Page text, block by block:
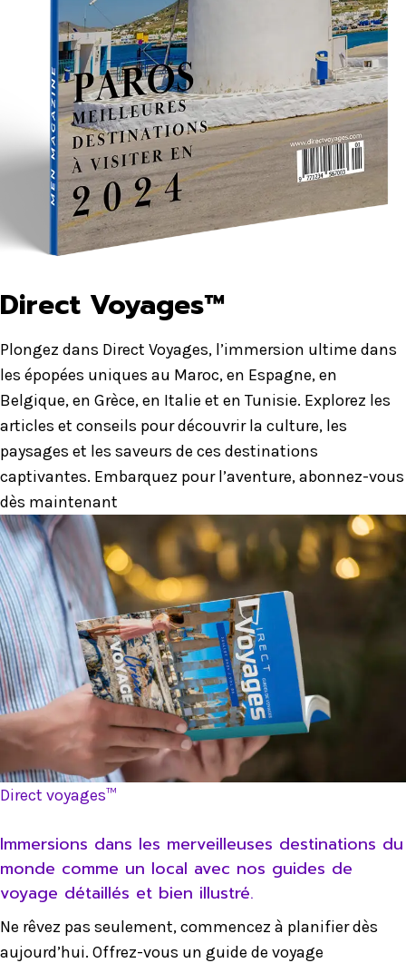
Direct Voyages™
Plongez dans Direct Voyages, l’immersion ultime dans
les épopées uniques au Maroc, en Espagne, en
Belgique, en Grèce, en Italie et en Tunisie. Explorez les
articles et conseils pour découvrir la culture, les
paysages et les saveurs de ces destinations
captivantes. Embarquez pour l’aventure, abonnez-vous
dès maintenant
Direct voyages™
Immersions dans les merveilleuses destinations du
monde comme un local avec nos guides de
voyage détaillés et bien illustré.
Ne rêvez pas seulement, commencez à planifier dès
aujourd’hui. Offrez-vous un guide de voyage